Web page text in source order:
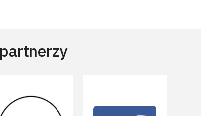
partnerzy